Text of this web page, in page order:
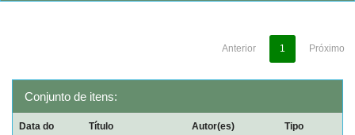
Anterior 1 Próximo
Conjunto de itens:
Data do
Título Autor(es) Tipo